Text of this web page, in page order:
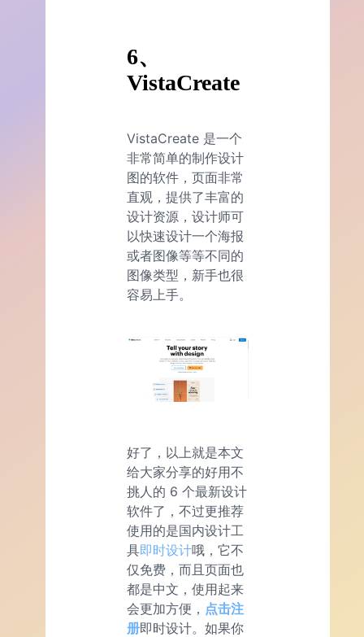
6、
VistaCreate
VistaCreate 是一个
非常简单的制作设计
图的软件，页面非常
直观，提供了丰富的
设计资源，设计师可
以快速设计一个海报
或者图像等等不同的
图像类型，新手也很
容易上手。
好了，以上就是本文
给大家分享的好用不
挑人的 6 个最新设计
软件了，不过更推荐
使用的是国内设计工
具即时设计哦，它不
仅免费，而且页面也
都是中文，使用起来
会更加方便， 点击注
册即时设计。如果你